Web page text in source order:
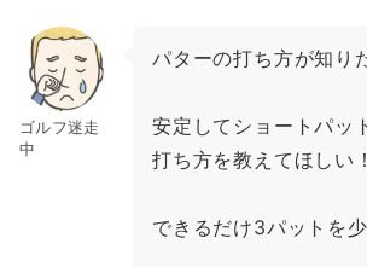
ゴルフ迷走
中
パターの打ち方が知り
安定してショートパッ
打ち方を教えてほしい！
できるだけ3パットを